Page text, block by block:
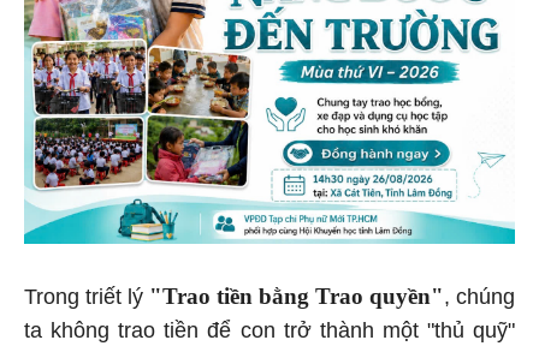
Trong triết lý "Trao tiền bằng Trao quyền" , chúng
ta không trao tiền để con trở thành một "thủ quỹ"